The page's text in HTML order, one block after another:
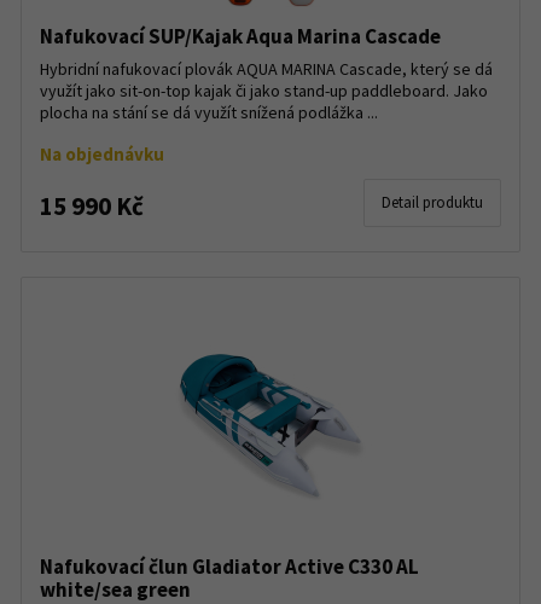
Nafukovací SUP/Kajak Aqua Marina Cascade
Hybridní nafukovací plovák AQUA MARINA Cascade, který se dá
využít jako sit-on-top kajak či jako stand-up paddleboard. Jako
plocha na stání se dá využít snížená podlážka ...
Na objednávku
15 990 Kč Detail produktu
Nafukovací člun Gladiator Active C330 AL
white/sea green